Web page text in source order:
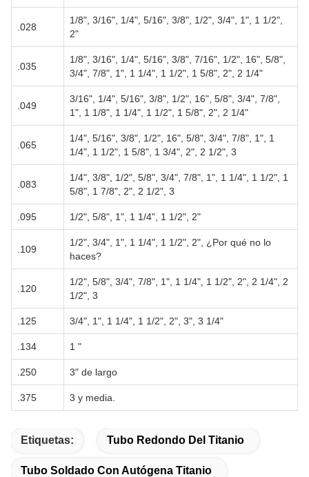
.028
1/8", 3/16", 1/4", 5/16", 3/8", 1/2", 3/4", 1", 1 1/2",
2"
.035
1/8", 3/16", 1/4", 5/16", 3/8", 7/16", 1/2", 16", 5/8",
3/4", 7/8", 1", 1 1/4", 1 1/2", 1 5/8", 2", 2 1/4"
.049
3/16", 1/4", 5/16", 3/8", 1/2", 16", 5/8", 3/4", 7/8",
1", 1 1/8", 1 1/4", 1 1/2", 1 5/8", 2", 2 1/4"
.065
1/4", 5/16", 3/8", 1/2", 16", 5/8", 3/4", 7/8", 1", 1
1/4", 1 1/2", 1 5/8", 1 3/4", 2", 2 1/2", 3
.083
1/4", 3/8", 1/2", 5/8", 3/4", 7/8", 1", 1 1/4", 1 1/2", 1
5/8", 1 7/8", 2", 2 1/2", 3
.095 1/2", 5/8", 1", 1 1/4", 1 1/2", 2"
.109
1/2", 3/4", 1", 1 1/4", 1 1/2", 2", ¿Por qué no lo
haces?
.120
1/2", 5/8", 3/4", 7/8", 1", 1 1/4", 1 1/2", 2", 2 1/4", 2
1/2", 3
.125 3/4", 1", 1 1/4", 1 1/2", 2", 3", 3 1/4"
.134 1 "
.250 3" de largo
.375 3 y media.
Etiquetas: Tubo Redondo Del Titanio
Tubo Soldado Con Autógena Titanio